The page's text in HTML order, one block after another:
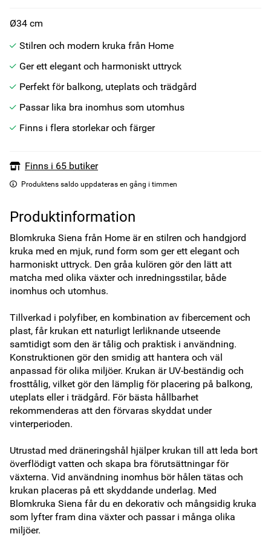
Ø34 cm
Stilren och modern kruka från Home
Ger ett elegant och harmoniskt uttryck
Perfekt för balkong, uteplats och trädgård
Passar lika bra inomhus som utomhus
Finns i flera storlekar och färger
Finns i 65 butiker
Produktens saldo uppdateras en gång i timmen
Produktinformation
Blomkruka Siena från Home är en stilren och handgjord
kruka med en mjuk, rund form som ger ett elegant och
harmoniskt uttryck. Den gråa kulören gör den lätt att
matcha med olika växter och inredningsstilar, både
inomhus och utomhus.
Tillverkad i polyfiber, en kombination av fibercement och
plast, får krukan ett naturligt lerliknande utseende
samtidigt som den är tålig och praktisk i användning.
Konstruktionen gör den smidig att hantera och väl
anpassad för olika miljöer. Krukan är UV-beständig och
frosttålig, vilket gör den lämplig för placering på balkong,
uteplats eller i trädgård. För bästa hållbarhet
rekommenderas att den förvaras skyddat under
vinterperioden.
Utrustad med dräneringshål hjälper krukan till att leda bort
överflödigt vatten och skapa bra förutsättningar för
växterna. Vid användning inomhus bör hålen tätas och
krukan placeras på ett skyddande underlag. Med
Blomkruka Siena får du en dekorativ och mångsidig kruka
som lyfter fram dina växter och passar i många olika
miljöer.